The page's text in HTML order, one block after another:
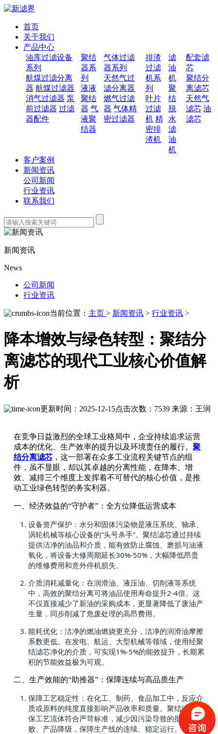
首页
关于我们
产品中心
油库过滤设备
系列
航煤过滤分离
器 航煤过滤器
消气过滤器 泵
前过滤器 过滤
器配件
聚结
器系
列
液液
聚结
器 气
液聚
结器
气体过滤
器系列
天然气过
滤分离器
燃气过滤
器 气体精
密过滤器
排渣
过滤
机系
列
叶片
过滤
机 精
密排
渣机
滤
油
机
聚
结
脱
水
滤
油
机
配套滤
芯
聚结分
离滤芯
天然气
滤芯 油
滤芯
客户案例
新闻资讯
公司新闻
行业资讯
联系我们
新闻资讯
News
公司新闻
行业资讯
当前位置： 主页 > 新闻资讯 > 行业资讯 >
降本增效与绿色转型：聚结分
离滤芯的现代工业核心价值解
析
更新时间：2025-12-15点击次数：7539 来源：王润
在竞争日益激烈的全球工业格局中，企业持续追求运营
成本的优化、生产效率的提升以及环境责任的履行。 聚
结分离滤芯 ，这一部署在众多工业流程关键节点的组
件，虽不显眼，却以其卓越的分离性能，在降本、增
效、减排三个维度上发挥着不可替代的核心价值，是推
动工业绿色转型的务实利器。
一、经济效益的“守护者”：全方位降低运营成本
设备资产保护：水分和固体污染物是液压系统、轴承、
涡轮机械等核心设备的“头号杀手”。聚结滤芯通过持续
提供洁净的油品和介质，能有效防止腐蚀、磨损与油液
氧化，将设备大修周期延长30%-50%，大幅降低昂贵
的维修费用和意外停机损失。
介质消耗减量化：在润滑油、液压油、切削液等系统
中，高效的聚结分离可将油品使用寿命提升2-4倍。这
不仅直接减少了新油的采购成本，更显著降低了废油产
生量，同步削减了危废处理的高昂费用。
能耗优化：洁净的燃油燃烧更充分，洁净的润滑油摩擦
系数更低。在发电、航运、大型机械等领域，使用经聚
结滤芯净化的介质，可实现1%-5%的能效提升，长期累
积的节能效益极为可观。
二、生产效能的“助推器”：保障连续与高品质生产
保障工艺稳定性：在化工、制药、食品加工中，反应介
质或原料的纯度直接影响产品收率和质量。聚结滤芯确
保工艺流体符合严苛标准，减少因污染导致的批次失
败、产品降级，保障生产线的连续、稳定运行。